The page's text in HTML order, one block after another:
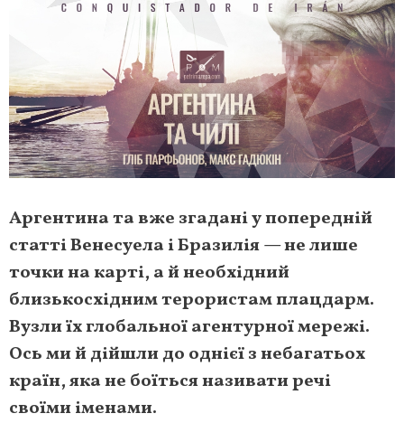
Аргентина та вже згадані у попередній
статті Венесуела і Бразилія — не лише
точки на карті, а й необхідний
близькосхідним терористам плацдарм.
Вузли їх глобальної агентурної мережі.
Ось ми й дійшли до однієї з небагатьох
країн, яка не боїться називати речі
своїми іменами.